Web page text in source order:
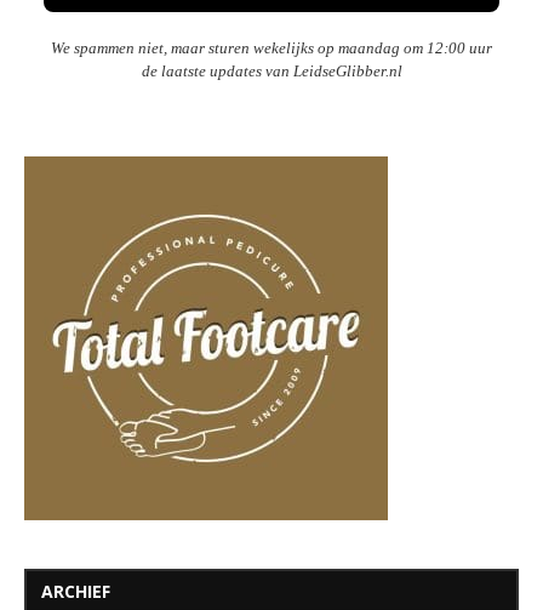
We spammen niet, maar sturen wekelijks op maandag om 12:00 uur
de laatste updates van LeidseGlibber.nl
ARCHIEF